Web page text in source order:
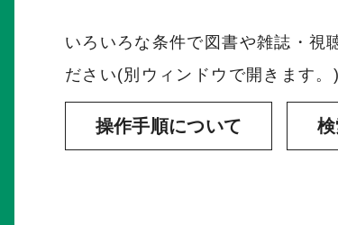
いろいろな条件で図書や雑誌・視
ださい(別ウィンドウで開きます。)
操作手順について